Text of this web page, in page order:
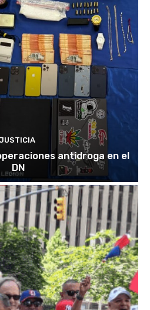
antidroga en el
DN